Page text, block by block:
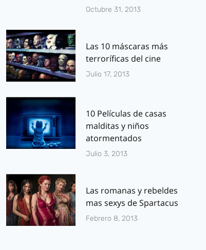
Octubre 31, 2013
Las 10 máscaras más
terroríficas del cine
Julio 17, 2013
10 Películas de casas
malditas y niños
atormentados
Julio 3, 2013
Las romanas y rebeldes
mas sexys de Spartacus
Febrero 8, 2013